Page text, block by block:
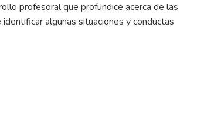
profesoral que profundice acerca de las
algunas situaciones y conductas